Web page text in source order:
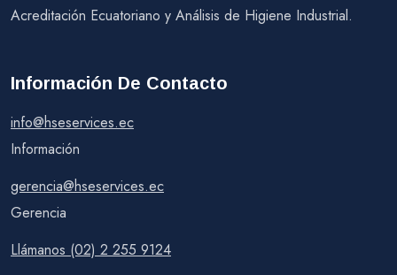
Acreditación Ecuatoriano y Análisis de Higiene Industrial.
Información De Contacto
info@hseservices.ec
Información
gerencia@hseservices.ec
Gerencia
Llámanos (02) 2 255 9124